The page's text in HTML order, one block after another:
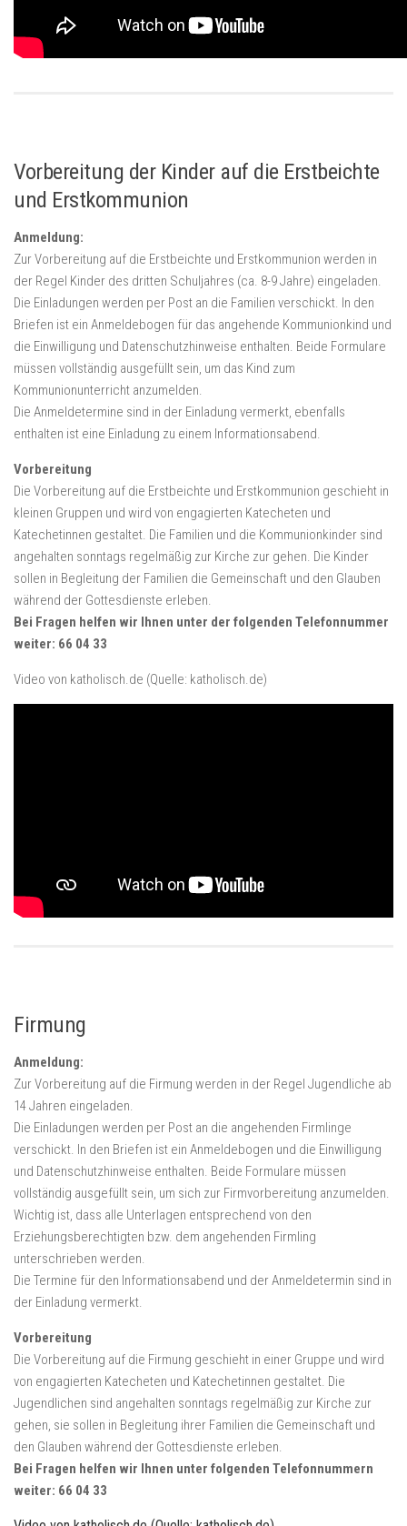
Vorbereitung der Kinder auf die Erstbeichte
und Erstkommunion
Anmeldung:
Zur Vorbereitung auf die Erstbeichte und Erstkommunion werden in
der Regel Kinder des dritten Schuljahres (ca. 8-9 Jahre) eingeladen.
Die Einladungen werden per Post an die Familien verschickt. In den
Briefen ist ein Anmeldebogen für das angehende Kommunionkind und
die Einwilligung und Datenschutzhinweise enthalten. Beide Formulare
müssen vollständig ausgefüllt sein, um das Kind zum
Kommunionunterricht anzumelden.
Die Anmeldetermine sind in der Einladung vermerkt, ebenfalls
enthalten ist eine Einladung zu einem Informationsabend.
Vorbereitung
Die Vorbereitung auf die Erstbeichte und Erstkommunion geschieht in
kleinen Gruppen und wird von engagierten Katecheten und
Katechetinnen gestaltet. Die Familien und die Kommunionkinder sind
angehalten sonntags regelmäßig zur Kirche zur gehen. Die Kinder
sollen in Begleitung der Familien die Gemeinschaft und den Glauben
während der Gottesdienste erleben.
Bei Fragen helfen wir Ihnen unter der folgenden Telefonnummer
weiter: 66 04 33
Video von katholisch.de (Quelle: katholisch.de)
Firmung
Anmeldung:
Zur Vorbereitung auf die Firmung werden in der Regel Jugendliche ab
14 Jahren eingeladen.
Die Einladungen werden per Post an die angehenden Firmlinge
verschickt. In den Briefen ist ein Anmeldebogen und die Einwilligung
und Datenschutzhinweise enthalten. Beide Formulare müssen
vollständig ausgefüllt sein, um sich zur Firmvorbereitung anzumelden.
Wichtig ist, dass alle Unterlagen entsprechend von den
Erziehungsberechtigten bzw. dem angehenden Firmling
unterschrieben werden.
Die Termine für den Informationsabend und der Anmeldetermin sind in
der Einladung vermerkt.
Vorbereitung
Die Vorbereitung auf die Firmung geschieht in einer Gruppe und wird
von engagierten Katecheten und Katechetinnen gestaltet. Die
Jugendlichen sind angehalten sonntags regelmäßig zur Kirche zur
gehen, sie sollen in Begleitung ihrer Familien die Gemeinschaft und
den Glauben während der Gottesdienste erleben.
Bei Fragen helfen wir Ihnen unter folgenden Telefonnummern
weiter: 66 04 33